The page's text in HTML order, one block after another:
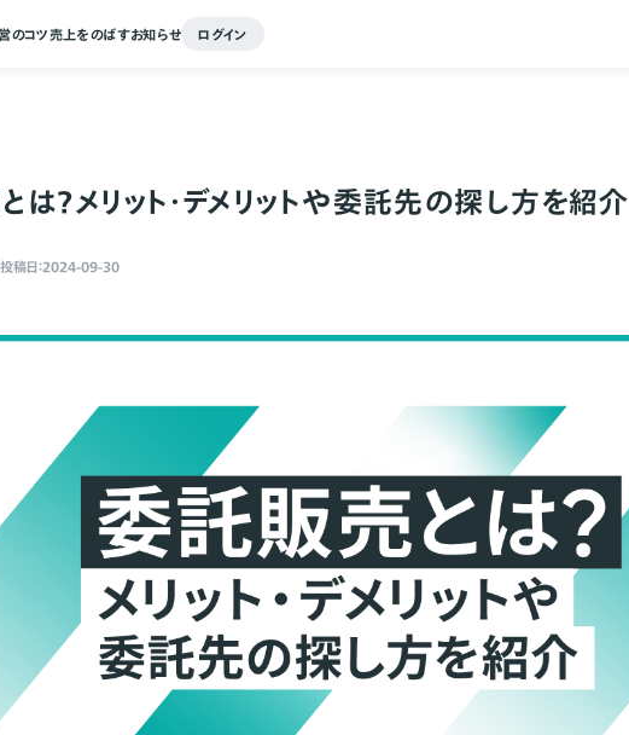
のコツ売上をのばすお知らせ ログイン
は？メリット・デメリットや委託先の探し方を紹介
投稿日：2024-09-30